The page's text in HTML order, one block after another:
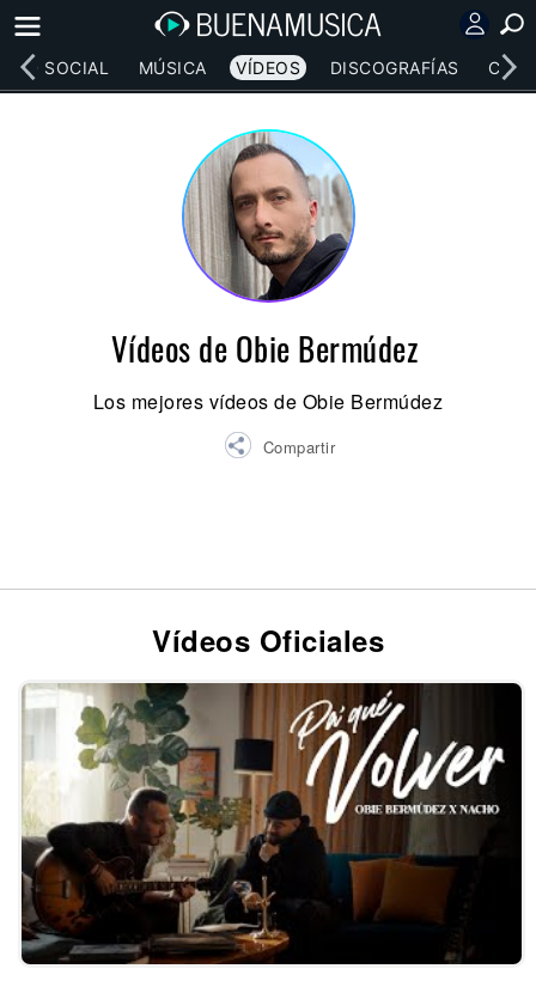
RED SOCIAL MÚSICA VÍDEOS DISCOGRAFÍAS
Vídeos de Obie Bermúdez
Los mejores vídeos de Obie Bermúdez
Compartir
Vídeos Oficiales